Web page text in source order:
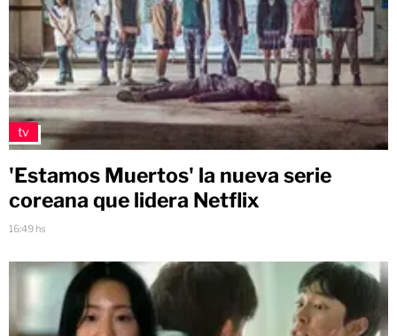
tv
'Estamos Muertos' la nueva serie
coreana que lidera Netflix
16:49 hs